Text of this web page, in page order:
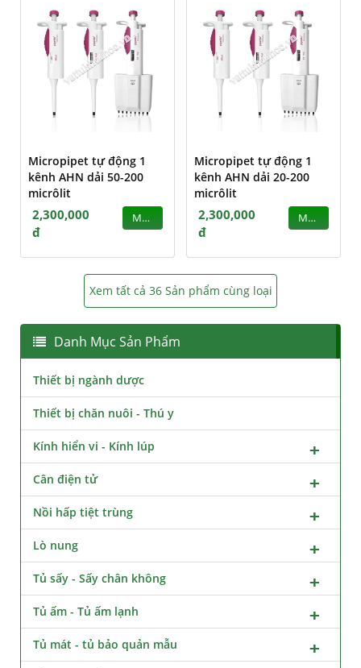
Micropipet tự động 1
kênh AHN dải 50-200
micrôlit
2,300,000
đ
MUA
Micropipet tự động 1
kênh AHN dải 20-200
micrôlit
2,300,000
đ
MUA
Xem tất cả 36 Sản phẩm cùng loại
Danh Mục Sản Phẩm
Thiết bị ngành dược
Thiết bị chăn nuôi - Thú y
Kính hiển vi - Kính lúp
Cân điện tử
Nồi hấp tiệt trùng
Lò nung
Tủ sấy - Sấy chân không
Tủ ấm - Tủ ấm lạnh
Tủ mát - tủ bảo quản mẫu